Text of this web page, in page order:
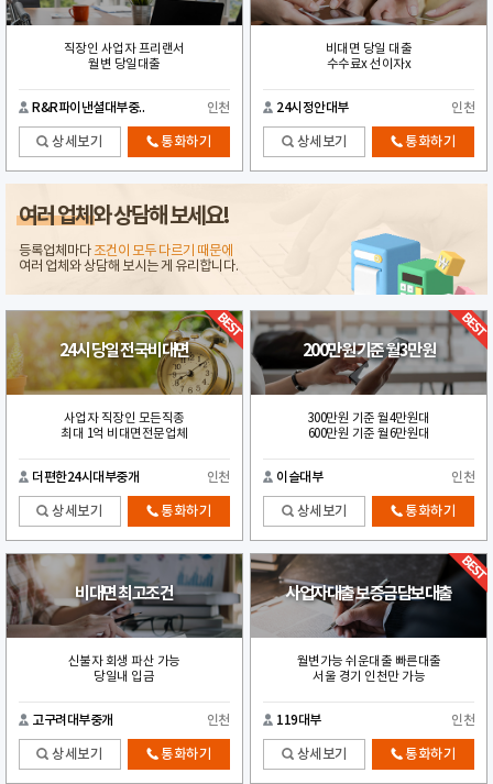
직장인 사업자 프리랜서
월변 당일대출
R&R파이낸셜대부중.. 인천
상세보기 통화하기
비대면 당일 대출
수수료x 선이자x
24시정안대부 인천
상세보기 통화하기
여러 업체와 상담해 보세요!
등록업체마다조건이 모두 다르기 때문에
여러 업체와 상담해 보시는 게 유리합니다.
24시 당일 전국비대면
사업자 직장인 모든직종
최대 1억 비대면전문업체
더편한24시대부중개 인천
상세보기 통화하기
200만원 기준 월3만원
300만원 기준 월4만원대
600만원 기준 월6만원대
이슬대부 인천
상세보기 통화하기
비대면 최고조건
신불자 회생 파산 가능
당일내 입금
고구려대부중개 인천
상세보기 통화하기
사업자대출 보증금담보대출
월변가능 쉬운대출 빠른대출
서울 경기 인천만 가능
119대부 인천
상세보기 통화하기